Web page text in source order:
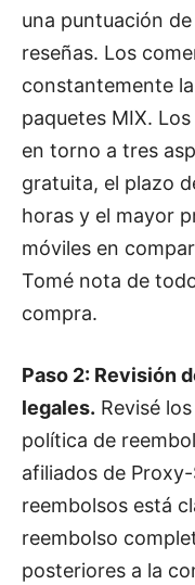
una puntuación
reseñas. Los
constantemente
paquetes MIX.
en torno a tres
gratuita, el plazo
horas y el mayor
móviles en
Tomé nota de
compra.
Paso 2: Revisión
legales. Revisé
política de
afiliados de
reembolsos está
reembolso
posteriores a la